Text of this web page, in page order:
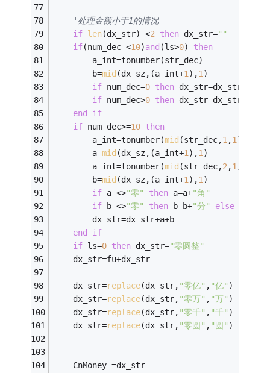
'处理金额小于1的情况
if len(dx_str) <2 then dx_str=""
if(num_dec <10)and (ls>0) then
        a_int=tonumber(str_dec)
        b=
mid (dx_sz,(a_int+1),1)
if num_dec=0 then dx_str=dx_str+
if num_dec>0 then dx_str=dx_str+
end
if
if num_dec>=10 then
        a_int=tonumber(
mid (str_dec,1,1))
        a=
mid (dx_sz,(a_int+1),1)
        a_int=tonumber(
mid (str_dec,2,1))
        b=
mid (dx_sz,(a_int+1),1)
if a <>"零" then a=a+"角"
if b <>"零" then b=b+"分" else
        dx_str=dx_str+a+b
end
if
if ls=0 then dx_str="零圆整"
    dx_str=fu+dx_str
    dx_str=
replace(dx_str, "零亿" , "亿" )
    dx_str=
replace(dx_str, "零万" , "万" )
    dx_str=
replace(dx_str, "零千" , "千" )
    dx_str=
replace(dx_str, "零圆" , "圆" )
    CnMoney =dx_str